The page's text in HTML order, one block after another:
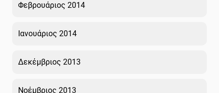
Φεβρουάριος 2014
Ιανουάριος 2014
Δεκέμβριος 2013
Νοέμβριος 2013